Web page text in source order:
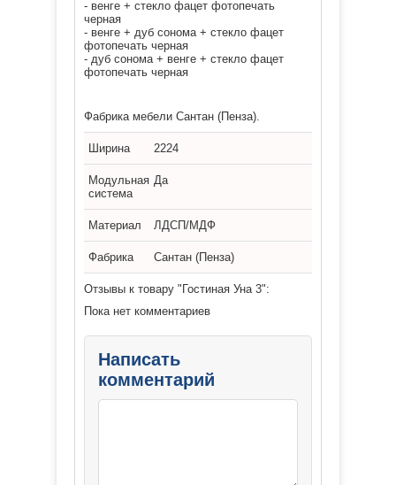
- венге + стекло фацет фотопечать
черная
- венге + дуб сонома + стекло фацет
фотопечать черная
- дуб сонома + венге + стекло фацет
фотопечать черная
Фабрика мебели Сантан (Пенза).
Ширина 2224
Модульная
система
Да
Материал ЛДСП/МДФ
Фабрика Сантан (Пенза)
Отзывы к товару "Гостиная Уна 3":
Пока нет комментариев
Написать
комментарий